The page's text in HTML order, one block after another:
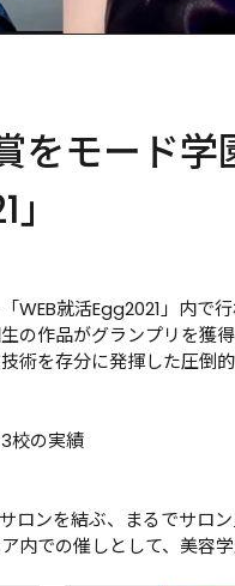
をモード学
WEB就活Egg2021」内で
の作品がグランプリを獲
術を存分に発揮した圧倒
校の実績
ロンを結ぶ、まるでサ
内での催しとして、美容